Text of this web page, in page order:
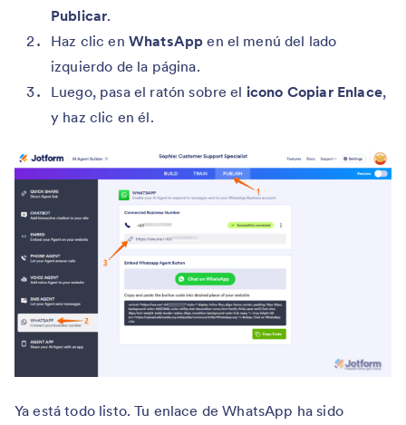
Publicar.
Haz clic en WhatsApp en el menú del lado
izquierdo de la página.
Luego, pasa el ratón sobre el icono Copiar Enlace,
y haz clic en él.
Ya está todo listo. Tu enlace de WhatsApp ha sido